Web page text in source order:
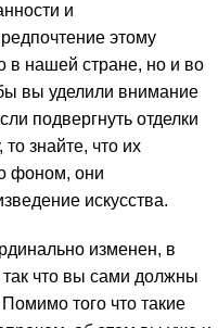
и
этому
в нашей стране, но и во
вы уделили внимание
подвергнуть отделки
знайте, что их
фоном, они
искусства.
изменен, в
так что вы сами должны
того что такие